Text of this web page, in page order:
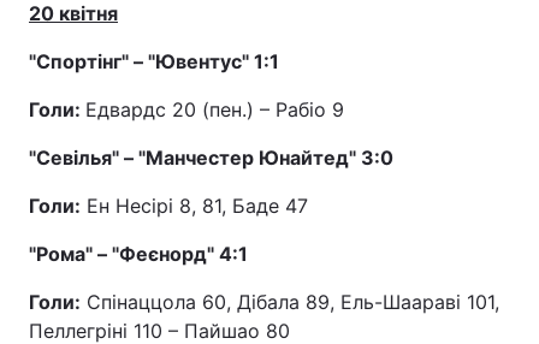
20 квітня
"Спортінг" – "Ювентус" 1:1
Голи: Едвардс 20 (пен.) – Рабіо 9
"Севілья" – "Манчестер Юнайтед" 3:0
Голи: Ен Несірі 8, 81, Баде 47
"Рома" – "Феєнорд" 4:1
Голи: Спінаццола 60, Дібала 89, Ель-Шаараві 101,
Пеллегріні 110 – Пайшао 80